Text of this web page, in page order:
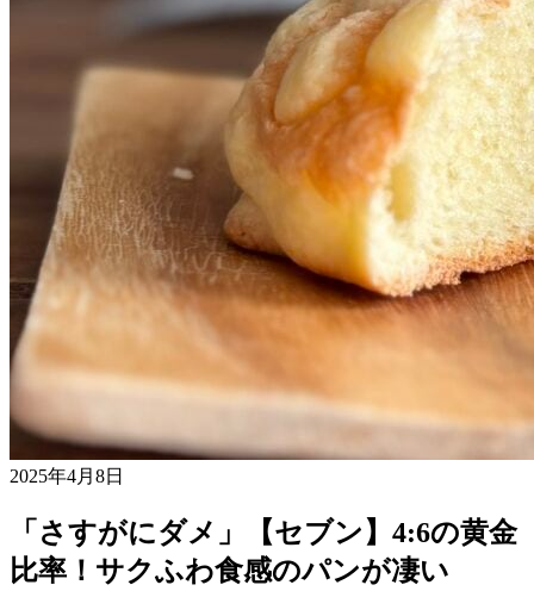
2025年4月8日
「さすがにダメ」【セブン】4:6の黄金
比率！サクふわ食感のパンが凄い